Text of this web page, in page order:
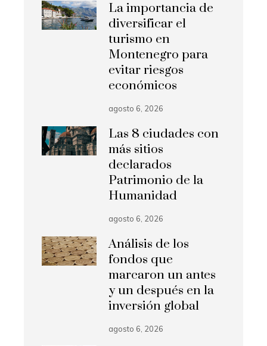
La importancia de
diversificar el
turismo en
Montenegro para
evitar riesgos
económicos
agosto 6, 2026
Las 8 ciudades con
más sitios
declarados
Patrimonio de la
Humanidad
agosto 6, 2026
Análisis de los
fondos que
marcaron un antes
y un después en la
inversión global
agosto 6, 2026